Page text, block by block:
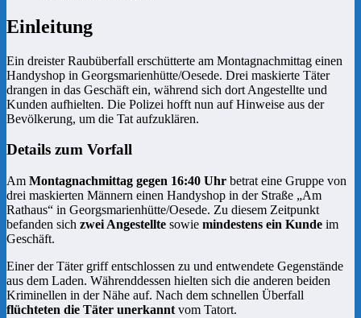
Einleitung
Ein dreister Raubüberfall erschütterte am Montagnachmittag einen
Handyshop in Georgsmarienhütte/Oesede. Drei maskierte Täter
drangen in das Geschäft ein, während sich dort Angestellte und
Kunden aufhielten. Die Polizei hofft nun auf Hinweise aus der
Bevölkerung, um die Tat aufzuklären.
Details zum Vorfall
Am Montagnachmittag gegen 16:40 Uhr betrat eine Gruppe von
drei maskierten Männern einen Handyshop in der Straße „Am
Rathaus“ in Georgsmarienhütte/Oesede. Zu diesem Zeitpunkt
befanden sich zwei Angestellte sowie mindestens ein Kunde im
Geschäft.
Einer der Täter griff entschlossen zu und entwendete Gegenstände
aus dem Laden. Währenddessen hielten sich die anderen beiden
Kriminellen in der Nähe auf. Nach dem schnellen Überfall
flüchteten die Täter unerkannt vom Tatort.